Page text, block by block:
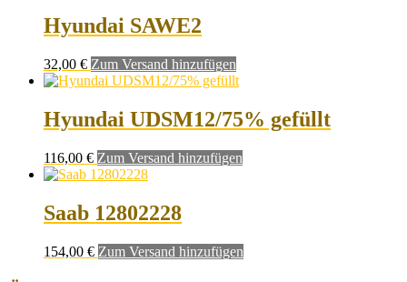
Hyundai SAWE2
32,00 € Zum Versand hinzufügen
Hyundai UDSM12/75% gefüllt
116,00 € Zum Versand hinzufügen
Saab 12802228
154,00 € Zum Versand hinzufügen